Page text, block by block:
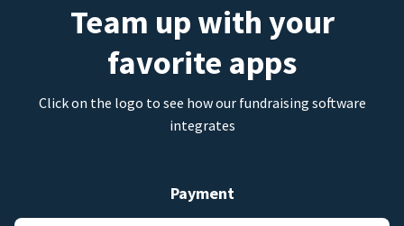
Team up with your
favorite apps
Click on the logo to see how our fundraising software
integrates
Payment